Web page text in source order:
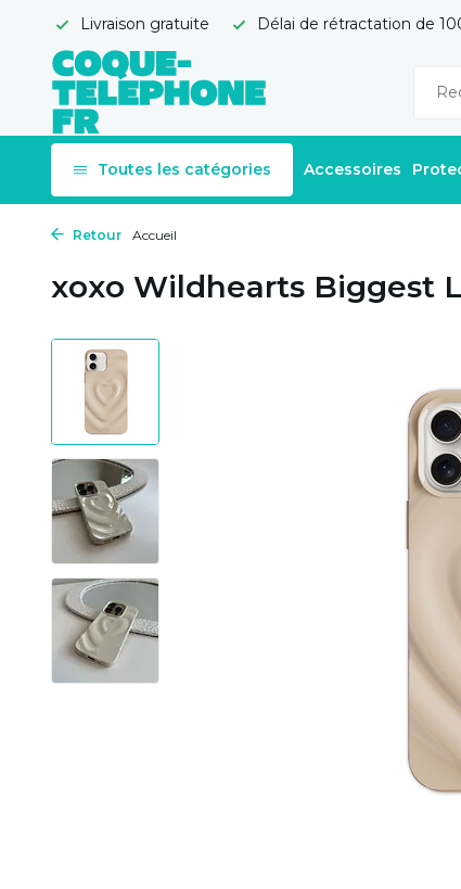
Livraison gratuite Délai de rétractation de
Toutes les catégories Accessoires
Retour Accueil
xoxo Wildhearts Biggest